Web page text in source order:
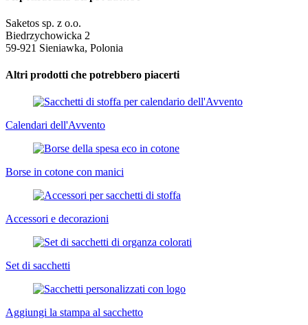
Saketos sp. z o.o.
Biedrzychowicka 2
59-921 Sieniawka, Polonia
Altri prodotti che potrebbero piacerti
Calendari dell'Avvento
Borse in cotone con manici
Accessori e decorazioni
Set di sacchetti
Aggiungi la stampa al sacchetto